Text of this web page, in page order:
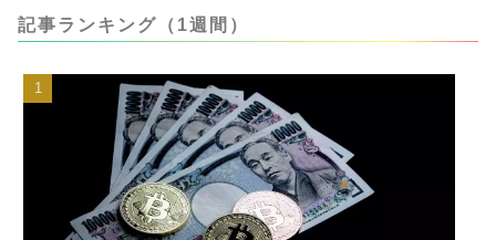
記事ランキング（1週間）